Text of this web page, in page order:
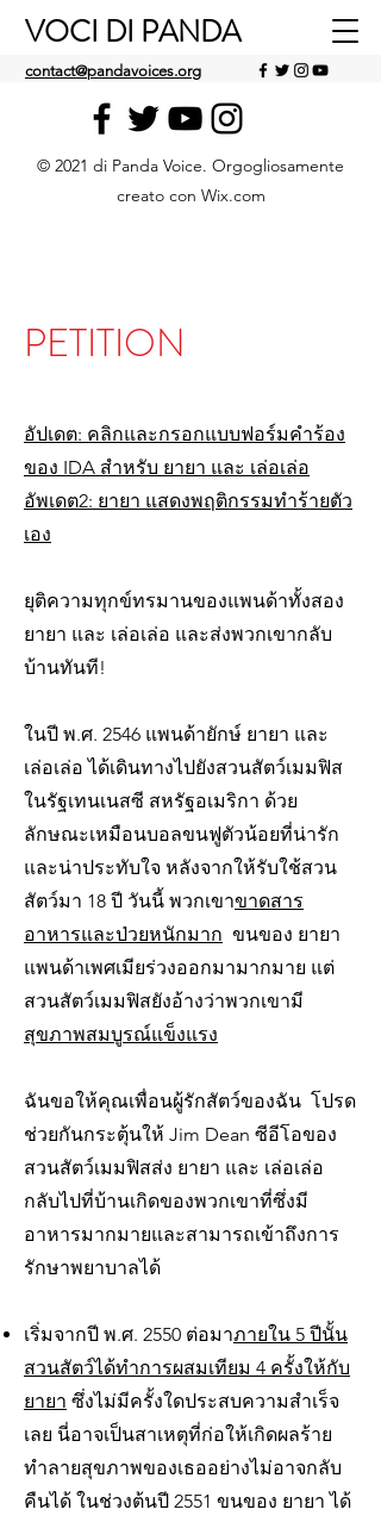
VOCI DI PANDA
contact@pandavoices.org
© 2021 di Panda Voice. Orgogliosamente
creato con Wix.com
PETITION
อัปเดต: คลิกและกรอกแบบฟอร์มคำร้อง
ของ IDA สำหรับ ยายา และ เล่อเล่อ
อัพเดต2: ยายา แสดงพฤติกรรมทำร้ายตัว
เอง
ยุติความทุกข์ทรมานของแพนด้าทั้งสอง
ยายา และ เล่อเล่อ และส่งพวกเขากลับ
บ้านทันที!
ในปี พ.ศ. 2546 แพนด้ายักษ์ ยายา และ
เล่อเล่อ ได้เดินทางไปยังสวนสัตว์เมมฟิส
ในรัฐเทนเนสซี สหรัฐอเมริกา ด้วย
ลักษณะเหมือนบอลขนฟูตัวน้อยที่น่ารัก
และน่าประทับใจ หลังจากให้รับใช้สวน
สัตว์มา 18 ปี วันนี้ พวกเขาขาดสาร
อาหารและป่วยหนักมาก ขนของ ยายา
แพนด้าเพศเมียร่วงออกมามากมาย แต่
สวนสัตว์เมมฟิสยังอ้างว่าพวกเขามี
สุขภาพสมบูรณ์แข็งแรง
ฉันขอให้คุณเพื่อนผู้รักสัตว์ของฉัน โปรด
ช่วยกันกระตุ้นให้ Jim Dean ซีอีโอของ
สวนสัตว์เมมฟิสส่ง ยายา และ เล่อเล่อ
กลับไปที่บ้านเกิดของพวกเขาที่ซึ่งมี
อาหารมากมายและสามารถเข้าถึงการ
รักษาพยาบาลได้
เริ่มจากปี พ.ศ. 2550 ต่อมาภายใน 5 ปีนั้น
สวนสัตว์ได้ทำการผสมเทียม 4 ครั้งให้กับ
ยายา ซึ่งไม่มีครั้งใดประสบความสำเร็จ
เลย นี่อาจเป็นสาเหตุที่ก่อให้เกิดผลร้าย
ทำลายสุขภาพของเธออย่างไม่อาจกลับ
คืนได้ ในช่วงต้นปี 2551 ขนของ ยายา ได้